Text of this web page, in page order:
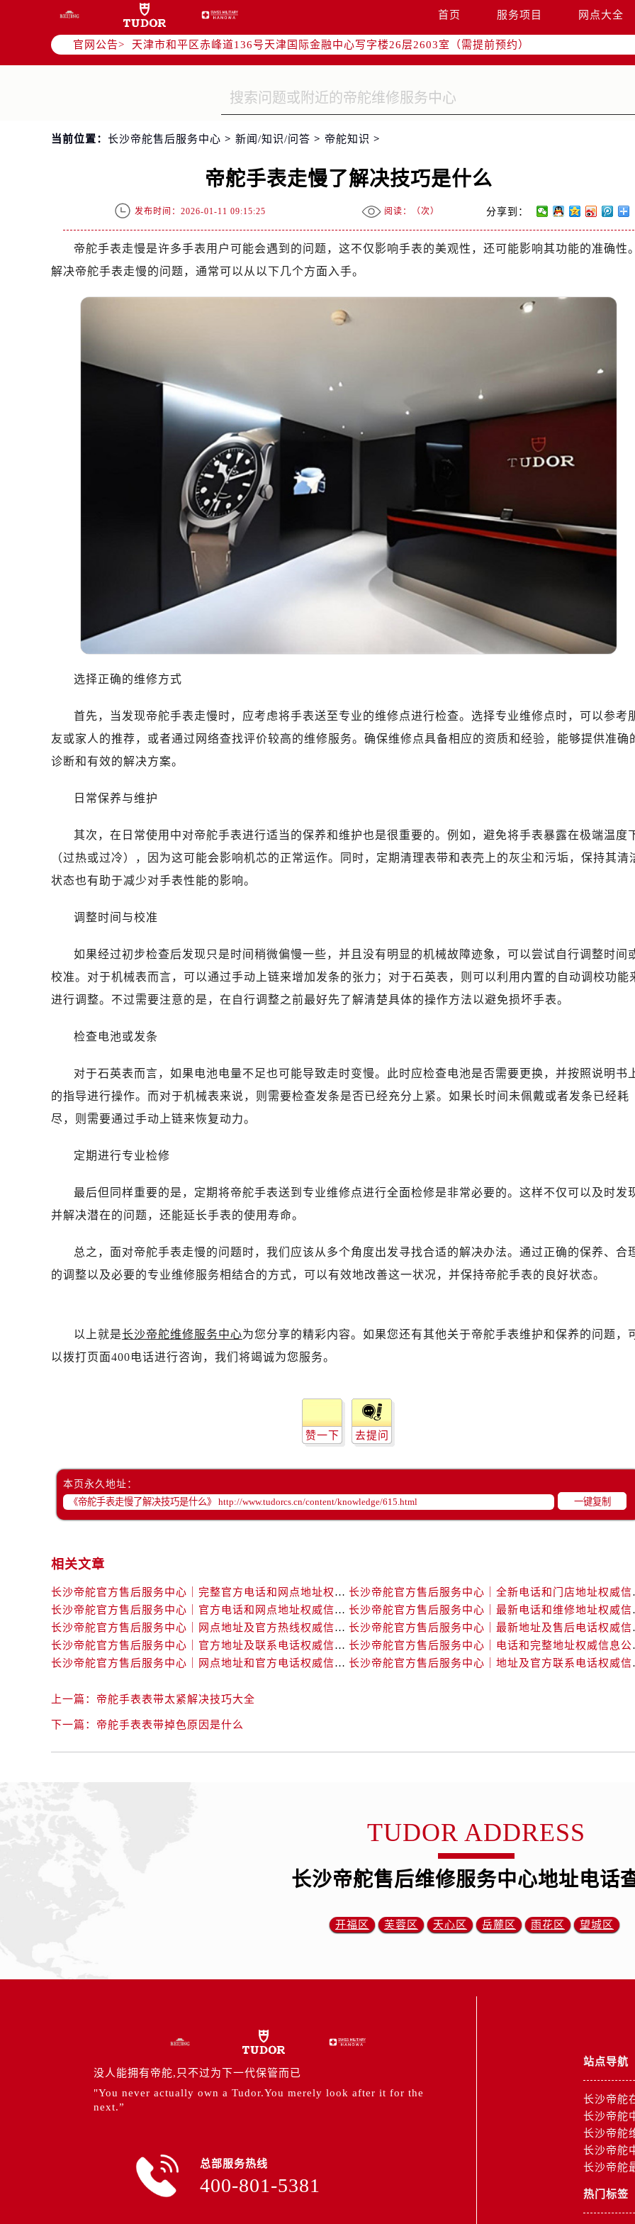
首页 服务项目 网点大全
官网公告>
北京市东城区东长安街1号东方广场写字楼W3座6层602室（需提前预约）
北京市朝阳区建国门外大街甲6号华熙国际中心写字楼D座11层1102室（需提前预约）
天津市和平区赤峰道136号天津国际金融中心写字楼26层2603室（需提前预约）
上海市徐汇区虹桥路3号港汇中心写字楼2座37层3705室（需提前预约）
南京市秦淮区中山南路1号（新街口）南京中心写字楼22层C1-1室（需提前预约）
徐州市鼓楼区淮海东路29号苏宁广场IFC国际金融中心写字楼35层3508室（需提前预约）
盐城市盐都区世纪大道5号盐城金融城写字楼1号楼16层1604室（需提前预约）
泰州市海陵区永定东路399号置地商务中心东塔写字楼（华润万象城）17层1706室（需提前预约）
杭州市上城区钱江路1366号华润大厦写字楼A座5层503-5室（需提前预约）
金华市金东区东市南街777号金华万达广场写字楼4号楼22层2209室（需提前预约）
嘉兴市南湖区广益路705号嘉兴世界贸易中心写字楼A座13层1304室（需提前预约）
南昌市红谷滩新区红谷中大道998号绿地双子塔（中央广场）A1座办公楼14层07室（需提前预约）
广州市越秀区环市东路371-375号世界贸易中心大厦南塔写字楼15层07室（需提前预约）
深圳市罗湖区深南东路5001号华润大厦写字楼17层1701室（需提前预约）
惠州市惠城区江北文昌一路7号华贸大厦写字楼1座30层05室（需提前预约）
厦门市思明区湖滨东路95号华润大厦写字楼B座11层1104室（需提前预约）
福州市鼓楼区五四路128-1号恒力城写字楼15层03室（需提前预约）
成都市锦江区人民东路6号SAC东原中心写字楼24层2406B室（需提前预约）
重庆市江北区观音桥步行街2号融恒时代广场写字楼9层902室（需提前预约）
长沙市芙蓉区定王台街道建湘路393号世茂环球金融中心写字楼（芙蓉广场）10层13室（需提前预约
郑州市二七区铭功路10号华润大厦写字楼29层2905室（需提前预约）
太原市迎泽区解放路15号亨得利名表服务中心（品牌授权店）3层整层（需提前预约）
沈阳市沈河区中街路137号亨得利名表服务中心（品牌授权店）1层整层（需提前预约）
沈阳市沈河区中街路83号亨得利名表服务中心（品牌授权店）1层整层（需提前预约）
乌鲁木齐市天山区红山路26号时代广场（CCMALL）C座17层17-B（需提前预约）
温州市鹿城区锦绣路1067号置信广场10层1015室（需提前预约）
大连市中山区人民路15号国际金融大厦7层G室（需提前预约）
东莞市东城街道鸿福东路1号民盈国贸中心T1写字楼9层907室（需提前预约）
无锡市梁溪区人民中路139号恒隆广场写字楼1座11层1104室（需提前预约）
南通市崇川区工农路57号圆融广场写字楼16层1603室（需提前预约）
武汉市江汉区解放大道686号世界贸易大厦38层09室（需提前预约）
合肥市蜀山区潜山路111号万象城华润大厦B座12楼03室（需提前预约）
泉州市丰泽区宝洲路729号浦西万达中心写字楼A座7楼709室（需提前预约）
青岛市南区山东路6号华润大厦B座22层04室（需提前预约）
长春市朝阳区西安大路727号中银大厦A座(旺进大厦)18层09室（需提前预约）
昆明市盘龙区北京路928号同德昆明广场写字楼10层06室（需提前预约）
石家庄市长安区中山东路39号勒泰中心写字楼B座13层07室（需提前预约）
西安市碑林区南关正街88号华侨城长安国际中心E座6楼10室（需提前预约）
唐山市路南区新华东道100号万达广场写字楼A座10层1002室（需提前预约）
内蒙古自治区呼和浩特市玉泉区大学西街70号华润万象城写字楼（鄂尔多斯大厦）23层2326室（需
甘肃省兰州市七里河区西津西路16号兰州中心写字楼21层2102室（需提前预约）
黑龙江省大庆市萨尔图区会战大街帝舵售后服务中心（需提前预约）
黑龙江省黑河市爱辉区中央街帝舵售后服务中心（需提前预约）
黑龙江省佳木斯市向阳区长安路帝舵售后服务中心（需提前预约）
黑龙江省牡丹江市东安区太平路帝舵售后服务中心（需提前预约）
黑龙江省齐齐哈尔市龙沙区龙华路帝舵售后服务中心（需提前预约）
黑龙江省双鸭山市尖山区新兴大街帝舵售后服务中心（需提前预约）
吉林省白城市洮北区明仁南街帝舵售后服务中心（需提前预约）
吉林省白山市浑江区浑江大街帝舵售后服务中心（需提前预约）
吉林省梅河口市新华街道梅河大街帝舵售后服务中心（需提前预约）
吉林省四平市铁东区紫气大路与南九经街交汇处帝舵售后服务中心（需提前预约）
吉林省延边市延吉市解放路帝舵售后服务中心（需提前预约）
辽宁省抚顺市新抚区东一路帝舵售后服务中心（需提前预约）
辽宁省阜新市海州区解放大街帝舵售后服务中心（需提前预约）
辽宁省葫芦岛市连山区中央路帝舵售后服务中心（需提前预约）
辽宁省锦州市古塔区中央大街帝舵售后服务中心（需提前预约）
辽宁省盘锦市兴隆台区石油大街帝舵售后服务中心（需提前预约）
辽宁省营口市站前区市府路与渤海大街交叉口帝舵售后服务中心（需提前预约）
辽宁省沈阳市沈河区中街路137号亨得利名表维修授权店1楼帝舵售后服务中心（需提前预约）
河北省保定市竞秀区朝阳北大街北国先天下帝舵售后服务中心（需提前预约）
内蒙古自治区阿拉善盟市左旗土尔扈特大街帝舵售后服务中心（需提前预约）
内蒙古自治区巴彦淖尔市临河区新华街帝舵售后服务中心（需提前预约）
内蒙古自治区包头市青山区幸福路甲3号王府井百货名表维修帝舵售后服务中心（需提前预约）
内蒙古自治区鄂尔多斯市东胜区伊金霍洛街帝舵售后服务中心（需提前预约）
内蒙古自治区锡林郭勒盟市锡林浩特市光明街与额尔敦路交叉口帝舵售后服务中心（需提前预约）
内蒙古自治区兴安盟市乌兰浩特市兴安大街帝舵售后服务中心（需提前预约）
山西省大同市平城区迎宾街帝舵售后服务中心（需提前预约）
山西省晋城市城区黄华街帝舵售后服务中心（需提前预约）
山西省朔州市朔城区怡西路与鄯阳西街交汇处帝舵售后服务中心（需提前预约）
山西省忻州市忻府区和平东街与七一南路交叉口帝舵售后服务中心（需提前预约）
当前位置： 长沙帝舵售后服务中心 > 新闻/知识/问答 > 帝舵知识 >
帝舵手表走慢了解决技巧是什么
发布时间：2026-01-11 09:15:25 阅读：（次） 分享到：
帝舵手表走慢是许多手表用户可能会遇到的问题，这不仅影响手表的美观性，还可能影响其功能的准确性
解决帝舵手表走慢的问题，通常可以从以下几个方面入手。
选择正确的维修方式
首先，当发现帝舵手表走慢时，应考虑将手表送至专业的维修点进行检查。选择专业维修点时，可以参考
友或家人的推荐，或者通过网络查找评价较高的维修服务。确保维修点具备相应的资质和经验，能够提供准确
诊断和有效的解决方案。
日常保养与维护
其次，在日常使用中对帝舵手表进行适当的保养和维护也是很重要的。例如，避免将手表暴露在极端温度
（过热或过冷），因为这可能会影响机芯的正常运作。同时，定期清理表带和表壳上的灰尘和污垢，保持其清
状态也有助于减少对手表性能的影响。
调整时间与校准
如果经过初步检查后发现只是时间稍微偏慢一些，并且没有明显的机械故障迹象，可以尝试自行调整时间
校准。对于机械表而言，可以通过手动上链来增加发条的张力；对于石英表，则可以利用内置的自动调校功能
进行调整。不过需要注意的是，在自行调整之前最好先了解清楚具体的操作方法以避免损坏手表。
检查电池或发条
对于石英表而言，如果电池电量不足也可能导致走时变慢。此时应检查电池是否需要更换，并按照说明书
的指导进行操作。而对于机械表来说，则需要检查发条是否已经充分上紧。如果长时间未佩戴或者发条已经耗
尽，则需要通过手动上链来恢复动力。
定期进行专业检修
最后但同样重要的是，定期将帝舵手表送到专业维修点进行全面检修是非常必要的。这样不仅可以及时发
并解决潜在的问题，还能延长手表的使用寿命。
总之，面对帝舵手表走慢的问题时，我们应该从多个角度出发寻找合适的解决办法。通过正确的保养、合
的调整以及必要的专业维修服务相结合的方式，可以有效地改善这一状况，并保持帝舵手表的良好状态。
以上就是长沙帝舵维修服务中心为您分享的精彩内容。如果您还有其他关于帝舵手表维护和保养的问题，
以拨打页面400电话进行咨询，我们将竭诚为您服务。
赞一下 去提问
本页永久地址：
一键复制
相关文章
长沙帝舵官方售后服务中心｜完整官方电话和网点地址权威信息公示（2026年7月最新）
长沙帝舵官
长沙帝舵官方售后服务中心｜官方电话和网点地址权威信息公示（2026年7月最新）
长沙帝舵官
长沙帝舵官方售后服务中心｜网点地址及官方热线权威信息公示（2026年7月最新）
长沙帝舵官
长沙帝舵官方售后服务中心｜官方地址及联系电话权威信息公示（2026年7月最新）
长沙帝舵
长沙帝舵官方售后服务中心｜网点地址和官方电话权威信息公示（2026年7月最新）
长沙帝舵官
上一篇： 帝舵手表表带太紧解决技巧大全
下一篇： 帝舵手表表带掉色原因是什么
TUDOR ADDRESS
长沙帝舵售后维修服务中心地址电话
开福区 芙蓉区 天心区 岳麓区 雨花区 望城区
没人能拥有帝舵,只不过为下一代保管而已
"You never actually own a Tudor.You merely look after it for the
next.”
总部服务热线
400-801-5381
站点导航
长沙帝舵
长沙帝舵
长沙帝舵
长沙帝舵
长沙帝舵
热门标签